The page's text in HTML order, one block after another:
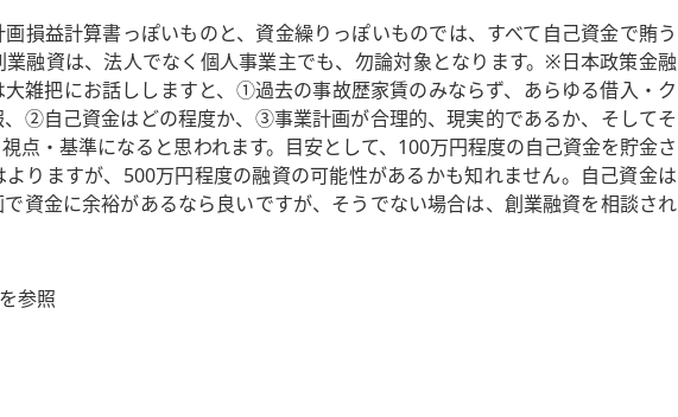
損益計算書っぽいものと、資金繰りっぽいものでは、すべて自己資金で賄う
融資は、法人でなく個人事業主でも、勿論対象となります。※日本政策金融
雑把にお話ししますと、①過去の事故歴家賃のみならず、あらゆる借入・ク
、②自己資金はどの程度か、③事業計画が合理的、現実的であるか、そしてそ
点・基準になると思われます。目安として、100万円程度の自己資金を貯金さ
りますが、500万円程度の融資の可能性があるかも知れません。自己資金は
資金に余裕があるなら良いですが、そうでない場合は、創業融資を相談され
を参照